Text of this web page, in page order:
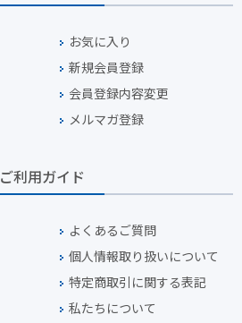
お気に入り
新規会員登録
会員登録内容変更
メルマガ登録
ご利用ガイド
よくあるご質問
個人情報取り扱いについて
特定商取引に関する表記
私たちについて